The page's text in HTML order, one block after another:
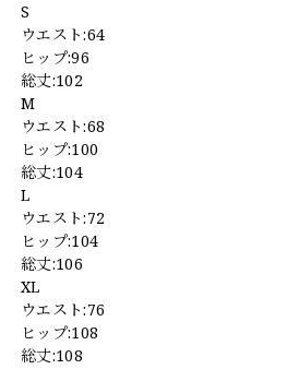
S
ウエスト:64
ヒップ:96
総丈:102
M
ウエスト:68
ヒップ:100
総丈:104
L
ウエスト:72
ヒップ:104
総丈:106
XL
ウエスト:76
ヒップ:108
総丈:108